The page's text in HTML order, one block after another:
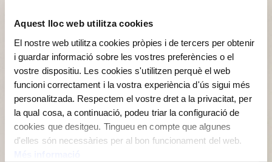
Aquest lloc web utilitza cookies
El nostre web utilitza cookies pròpies i de tercers per obtenir
i guardar informació sobre les vostres preferències o el
vostre dispositiu. Les cookies s'utilitzen perquè el web
funcioni correctament i la vostra experiència d'ús sigui més
personalitzada. Respectem el vostre dret a la privacitat, per
la qual cosa, a continuació, podeu triar la configuració de
cookies que desitgeu. Tingueu en compte que algunes
d'elles són necessàries per al bon funcionament del web.